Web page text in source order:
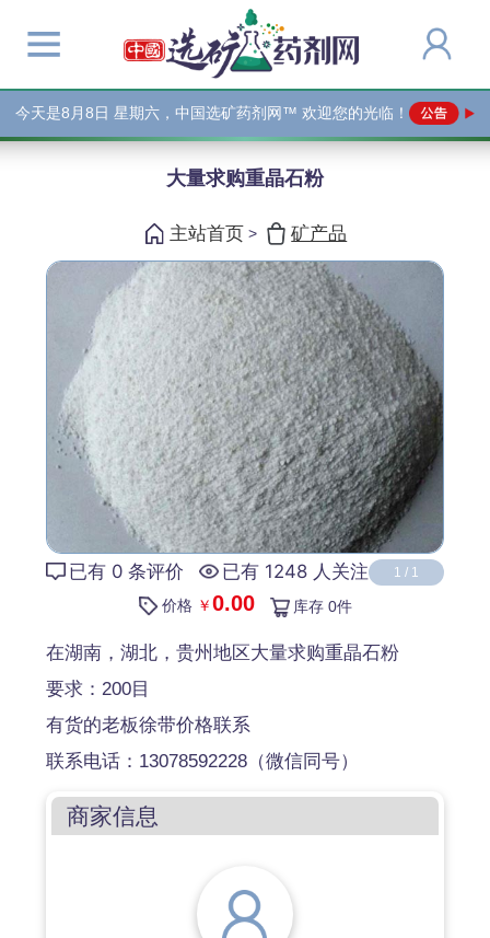
今天是8月8日 星期六，中国选矿药剂网™ 欢迎您的光临！
大量求购重晶石粉
主站首页 > 矿产品
1 / 1
已有 0 条评价 已有 1248 人关注
价格 ￥0.00 库存 0件
在湖南，湖北，贵州地区大量求购重晶石粉
要求：200目
有货的老板徐带价格联系
联系电话：13078592228（微信同号）
商家信息